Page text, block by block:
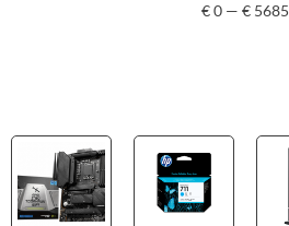
HP
Outros acessórios de informática
€0 — € 5685